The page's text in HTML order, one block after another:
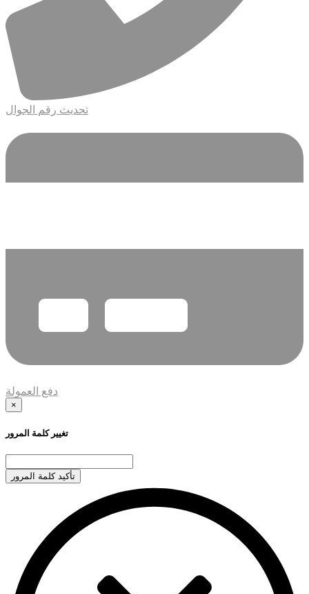
تحديث رقم الجوال
دفع العمولة
×
تغيير كلمة المرور
تأكيد كلمة المرور